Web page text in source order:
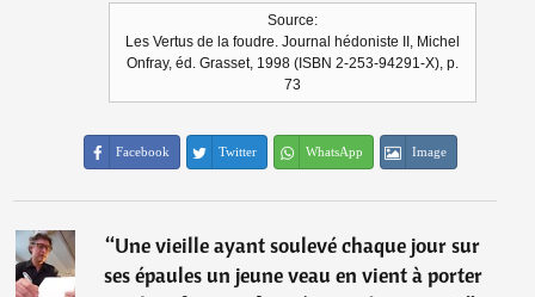
Source:
Les Vertus de la foudre. Journal hédoniste II, Michel
Onfray, éd. Grasset, 1998 (ISBN 2-253-94291-X), p.
73
Facebook Twitter WhatsApp Image
“Une vieille ayant soulevé chaque jour sur
ses épaules un jeune veau en vient à porter